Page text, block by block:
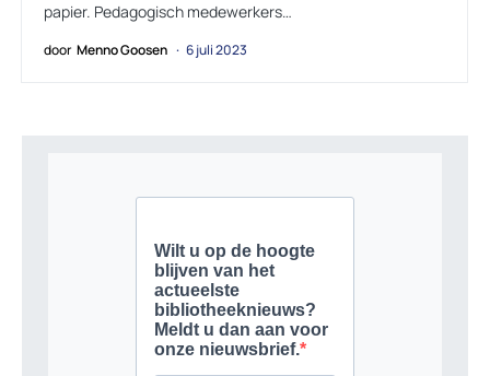
papier. Pedagogisch medewerkers…
door Menno Goosen 6 juli 2023